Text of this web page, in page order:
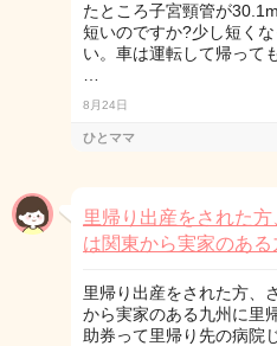
たところ子宮頸管が
短いのですか?少し短く
い。車は運転して帰って
8月24日
ひとママ
里帰り出産をされた
は関東から実家のあ
里帰り出産をされた方、
から実家のある九州に里
助券って里帰り先の病院